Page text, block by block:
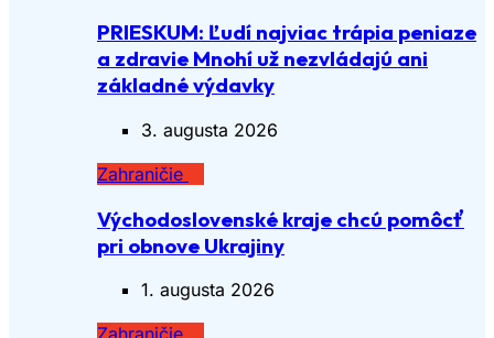
PRIESKUM: Ľudí najviac trápia peniaze
a zdravie Mnohí už nezvládajú ani
základné výdavky
3. augusta 2026
Zahraničie
Východoslovenské kraje chcú pomôcť
pri obnove Ukrajiny
1. augusta 2026